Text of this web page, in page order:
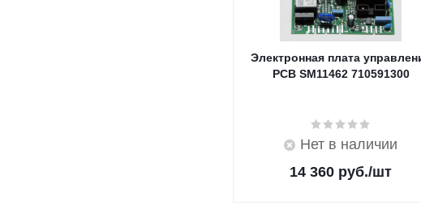
Электронная плата
PCB SM11462 710591300
Нет в наличии
14 360 руб./шт